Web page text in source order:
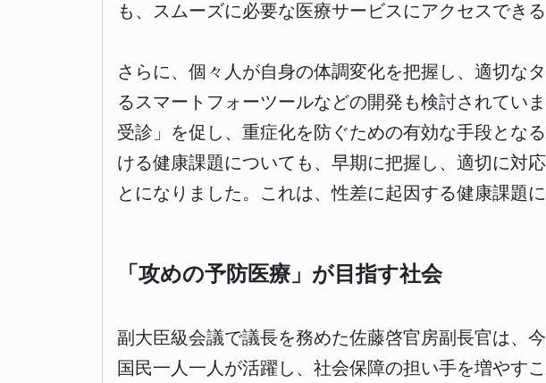
も、スムーズに必要な医療サービスにアクセスでき
さらに、個々人が自身の体調変化を把握し、適切な
るスマートフォーツールなどの開発も検討されてい
受診」を促し、重症化を防ぐための有効な手段とな
ける健康課題についても、早期に把握し、適切に対
とになりました。これは、性差に起因する健康課題
「攻めの予防医療」が目指す社会
副大臣級会議で議長を務めた佐藤啓官房副長官は、
国民一人一人が活躍し、社会保障の担い手を増やす